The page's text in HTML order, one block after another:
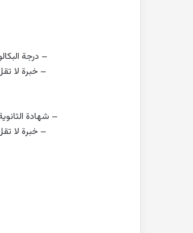
– درجة
– خبرة لا
– شهادة
– خبرة لا